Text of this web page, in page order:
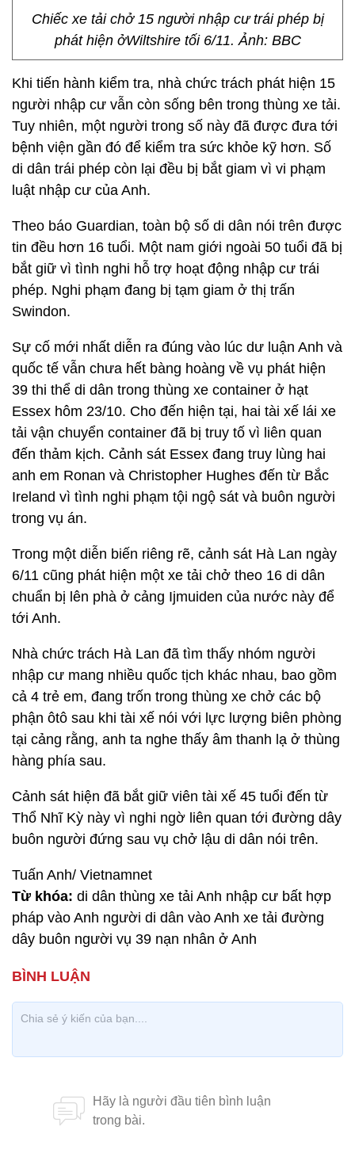
Chiếc xe tải chở 15 người nhập cư trái phép bị
phát hiện ởWiltshire tối 6/11. Ảnh: BBC
Khi tiến hành kiểm tra, nhà chức trách phát hiện 15
người nhập cư vẫn còn sống bên trong thùng xe tải.
Tuy nhiên, một người trong số này đã được đưa tới
bệnh viện gần đó để kiểm tra sức khỏe kỹ hơn. Số
di dân trái phép còn lại đều bị bắt giam vì vi phạm
luật nhập cư của Anh.
Theo báo Guardian, toàn bộ số di dân nói trên được
tin đều hơn 16 tuổi. Một nam giới ngoài 50 tuổi đã bị
bắt giữ vì tình nghi hỗ trợ hoạt động nhập cư trái
phép. Nghi phạm đang bị tạm giam ở thị trấn
Swindon.
Sự cố mới nhất diễn ra đúng vào lúc dư luận Anh và
quốc tế vẫn chưa hết bàng hoàng về vụ phát hiện
39 thi thể di dân trong thùng xe container ở hạt
Essex hôm 23/10. Cho đến hiện tại, hai tài xế lái xe
tải vận chuyển container đã bị truy tố vì liên quan
đến thảm kịch. Cảnh sát Essex đang truy lùng hai
anh em Ronan và Christopher Hughes đến từ Bắc
Ireland vì tình nghi phạm tội ngộ sát và buôn người
trong vụ án.
Trong một diễn biến riêng rẽ, cảnh sát Hà Lan ngày
6/11 cũng phát hiện một xe tải chở theo 16 di dân
chuẩn bị lên phà ở cảng Ijmuiden của nước này để
tới Anh.
Nhà chức trách Hà Lan đã tìm thấy nhóm người
nhập cư mang nhiều quốc tịch khác nhau, bao gồm
cả 4 trẻ em, đang trốn trong thùng xe chở các bộ
phận ôtô sau khi tài xế nói với lực lượng biên phòng
tại cảng rằng, anh ta nghe thấy âm thanh lạ ở thùng
hàng phía sau.
Cảnh sát hiện đã bắt giữ viên tài xế 45 tuổi đến từ
Thổ Nhĩ Kỳ này vì nghi ngờ liên quan tới đường dây
buôn người đứng sau vụ chở lậu di dân nói trên.
Tuấn Anh/ Vietnamnet
Từ khóa: di dân thùng xe tải Anh nhập cư bất hợp
pháp vào Anh người di dân vào Anh xe tải đường
dây buôn người vụ 39 nạn nhân ở Anh